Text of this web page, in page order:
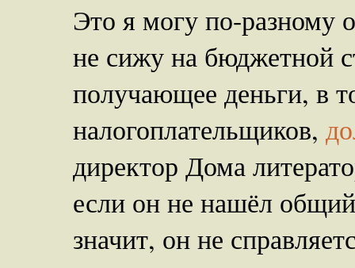
Это я могу по-разному
не сижу на бюджетной
получающее деньги, в
налогоплательщиков,
директор Дома
если он не нашёл
значит, он не